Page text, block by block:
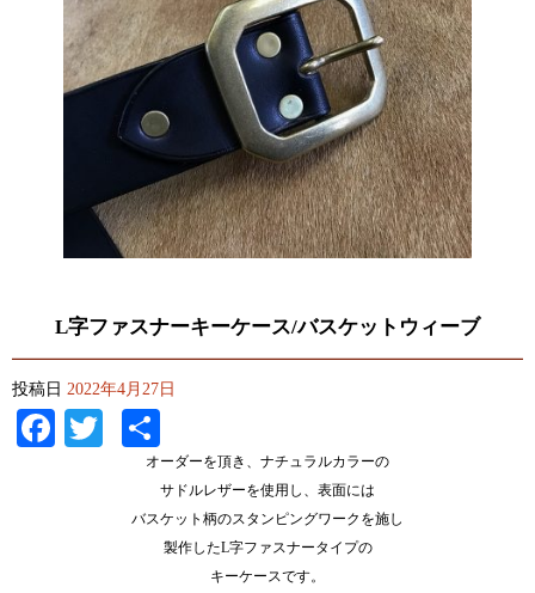
L字ファスナーキーケース/バスケットウィーブ
投稿日 2022年4月27日
Facebook
Twitter
有
オーダーを頂き、ナチュラルカラーの
サドルレザーを使用し、表面には
バスケット柄のスタンピングワークを施し
製作したL字ファスナータイプの
キーケースです。